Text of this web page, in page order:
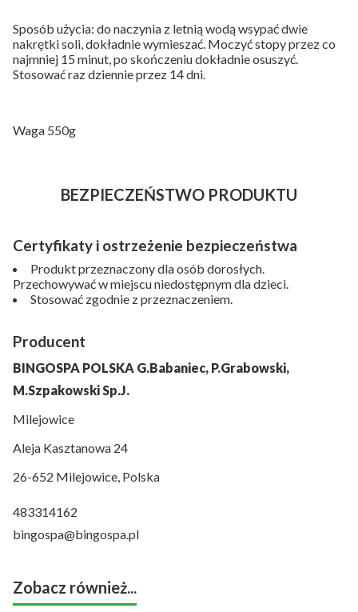
Sposób użycia: do naczynia z letnią wodą wsypać dwie
nakrętki soli, dokładnie wymieszać. Moczyć stopy przez co
najmniej 15 minut, po skończeniu dokładnie osuszyć.
Stosować raz dziennie przez 14 dni.
Waga 550g
BEZPIECZEŃSTWO PRODUKTU
Certyfikaty i ostrzeżenie bezpieczeństwa
Produkt przeznaczony dla osób dorosłych.
Przechowywać w miejscu niedostępnym dla dzieci.
Stosować zgodnie z przeznaczeniem.
Producent
BINGOSPA POLSKA G.Babaniec, P.Grabowski,
M.Szpakowski Sp.J.
Milejowice
Aleja Kasztanowa 24
26-652 Milejowice, Polska
483314162
bingospa@bingospa.pl
Zobacz również...